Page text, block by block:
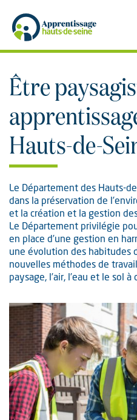
contenu
recherche
Être
Hauts-de-
Le Département des Hauts-
dans la préservation de
et la création et la gestion
Le Département privilégie
en place d’une gestion en
une évolution des habitudes
nouvelles méthodes de
paysage, l’air, l’eau et le sol